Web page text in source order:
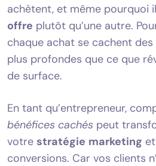
achètent, et même pourquoi
offre plutôt qu’une autre.
chaque achat se cachent
plus profondes que ce que
de surface.
En tant qu’entrepreneur,
bénéfices cachés peut
votre stratégie marketing
conversions. Car vos clients